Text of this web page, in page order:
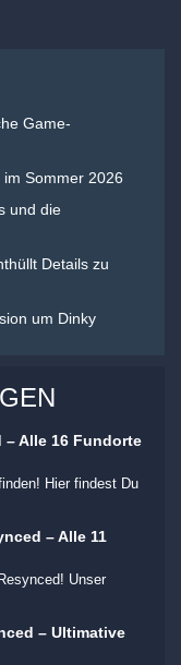
Game-
Sommer 2026
und die
Details zu
um Dinky
– Alle 16 Fundorte
Hier findest Du
– Alle 11
Unser
– Ultimative